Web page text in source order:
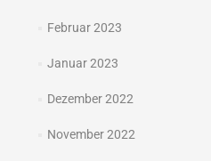
Februar 2023
Januar 2023
Dezember 2022
November 2022